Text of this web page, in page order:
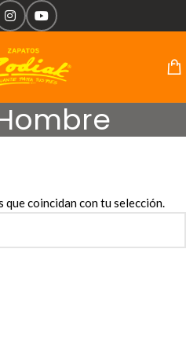
coincidan con tu selección.